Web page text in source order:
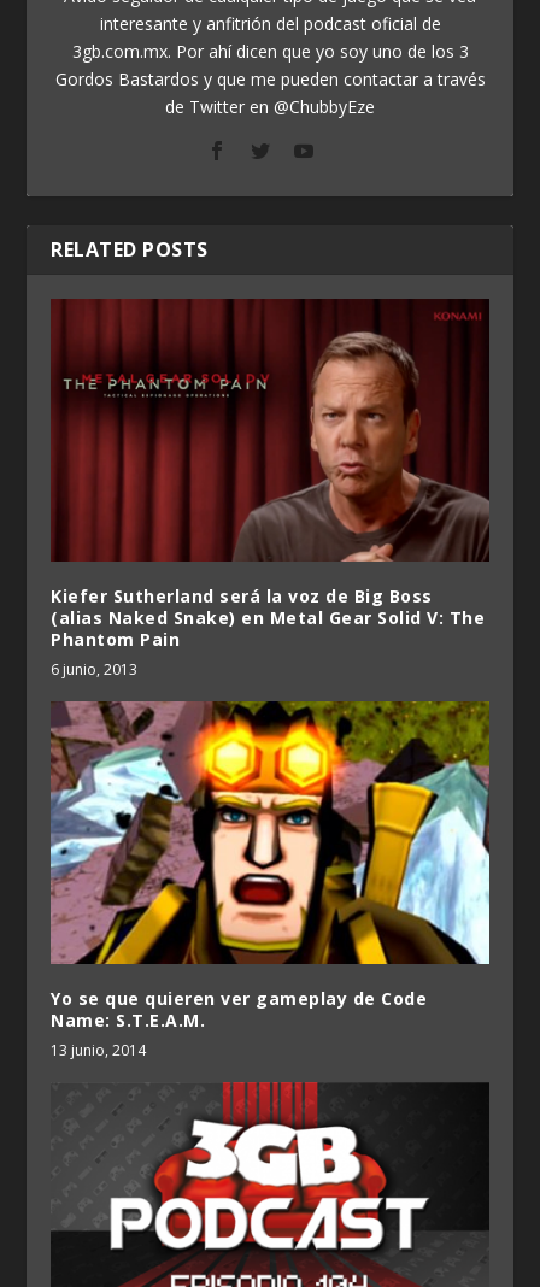
interesante y anfitrión del podcast oficial de
3gb.com.mx. Por ahí dicen que yo soy uno de los 3
Gordos Bastardos y que me pueden contactar a través
de Twitter en @ChubbyEze
RELATED POSTS
Kiefer Sutherland será la voz de Big Boss
(alias Naked Snake) en Metal Gear Solid V: The
Phantom Pain
6 junio, 2013
Yo se que quieren ver gameplay de Code
Name: S.T.E.A.M.
13 junio, 2014